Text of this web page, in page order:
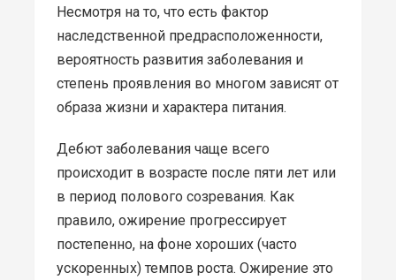
Несмотря на то, что есть фактор
наследственной предрасположенности,
вероятность развития заболевания и
степень проявления во многом зависят от
образа жизни и характера питания.
Дебют заболевания чаще всего
происходит в возрасте после пяти лет или
в период полового созревания. Как
правило, ожирение прогрессирует
постепенно, на фоне хороших (часто
ускоренных) темпов роста. Ожирение это